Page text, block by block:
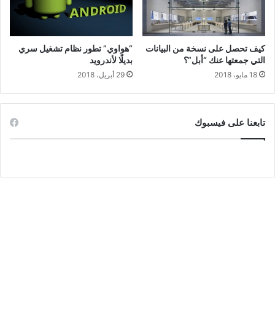
كيف تحصل على نسخة من البيانات
التي جمعتها عنك “أبل”؟
18 مايو، 2018
“هواوي” تطور نظام تشغيل سري
بديلًا لأندرويد
29 أبريل، 2018
تابعنا على فيسبوك